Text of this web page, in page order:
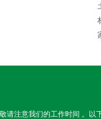
请注意我们的工作时间 。以